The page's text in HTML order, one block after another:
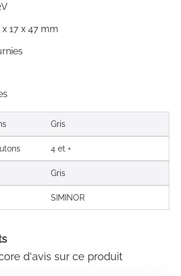
17 x 47 mm
Gris
4 et +
Gris
SIMINOR
d'avis sur ce produit